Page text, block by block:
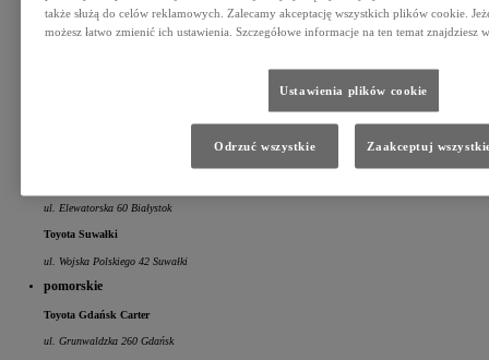
Świlcza 146T Świlcza/Rzeszów
al. Jana Pawła II 51 Stalowa Wola
ul. Elewatorska 60 Białystok
Toyota Suwałki
ul. Wojska Polskiego 42 Suwałki
pomorskie
Toyota Gdańsk Carter
ul. Grunwaldzka 260 Gdańsk
także służą do celów reklamowych. Zalecamy akceptację wszystkich plików cookie.
możesz łatwo zmienić ich ustawienia. Szczegółowe informacje na ten temat znajdziesz
Ustawienia plików cookie
Odrzuć wszystkie Zaakceptuj